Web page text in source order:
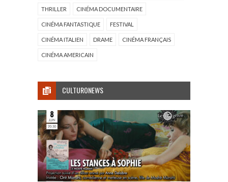
THRILLER CINÉMA DOCUMENTAIRE
CINÉMA FANTASTIQUE FESTIVAL
CINÉMA ITALIEN DRAME CINÉMA FRANÇAIS
CINÉMA AMERICAIN
CULTURONEWS